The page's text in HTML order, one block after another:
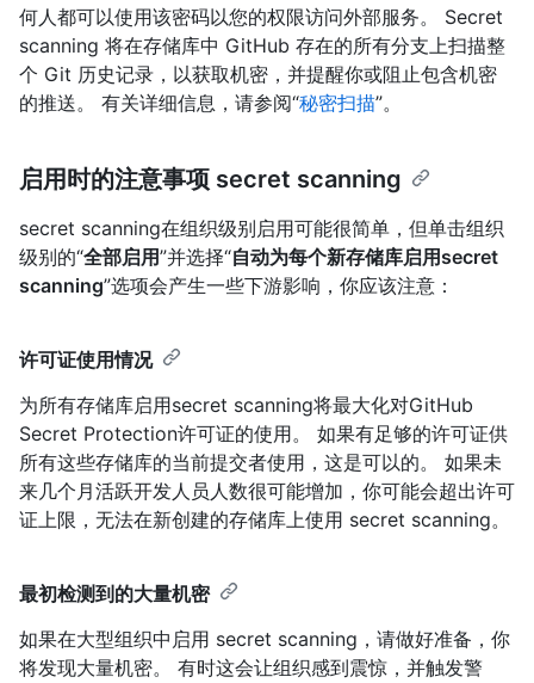
何人都可以使用该密码以您的权限访问外部服务。 Secret
scanning 将在存储库中 GitHub 存在的所有分支上扫描整
个 Git 历史记录，以获取机密，并提醒你或阻止包含机密
的推送。 有关详细信息，请参阅“秘密扫描”。
启用时的注意事项 secret scanning
secret scanning在组织级别启用可能很简单，但单击组织
级别的“全部启用”并选择“自动为每个新存储库启用secret
scanning”选项会产生一些下游影响，你应该注意：
许可证使用情况
为所有存储库启用secret scanning将最大化对GitHub
Secret Protection许可证的使用。 如果有足够的许可证供
所有这些存储库的当前提交者使用，这是可以的。 如果未
来几个月活跃开发人员人数很可能增加，你可能会超出许可
证上限，无法在新创建的存储库上使用 secret scanning。
最初检测到的大量机密
如果在大型组织中启用 secret scanning，请做好准备，你
将发现大量机密。 有时这会让组织感到震惊，并触发警